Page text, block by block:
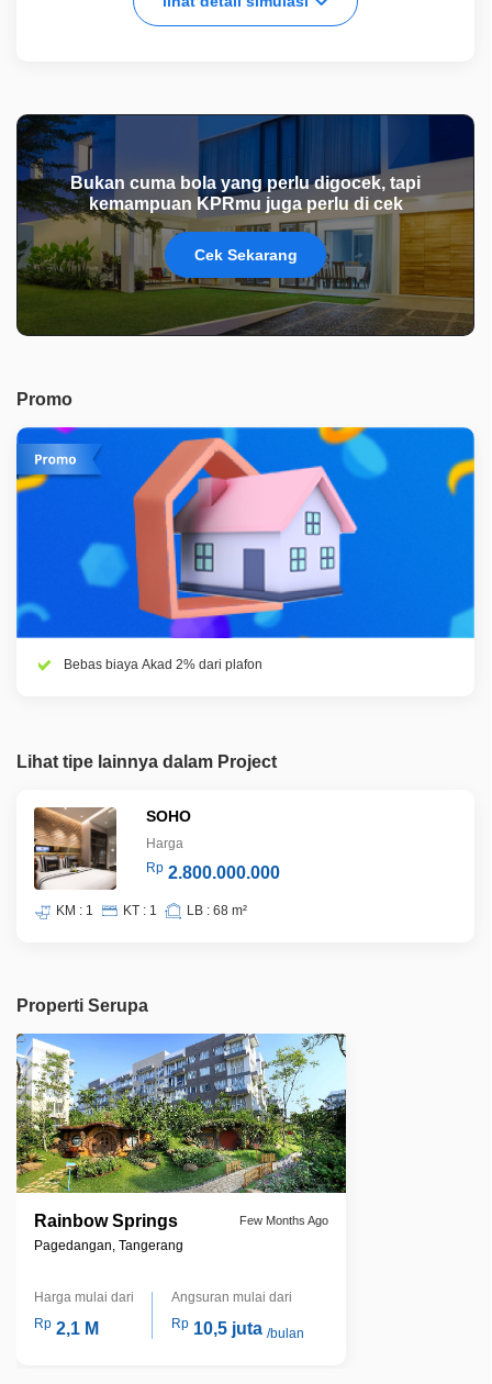
Bukan cuma bola yang perlu digocek, tapi
kemampuan KPRmu juga perlu di cek
Cek Sekarang
Promo
Bebas biaya Akad 2% dari plafon
Lihat tipe lainnya dalam Project
SOHO
Harga
Rp 2.800.000.000
KM : 1 KT : 1 LB : 68 m²
Properti Serupa
Rainbow Springs
Pagedangan, Tangerang
Few Months Ago
Harga mulai dari
Rp 2,1 M
Angsuran mulai dari
Rp 10,5 juta /bulan